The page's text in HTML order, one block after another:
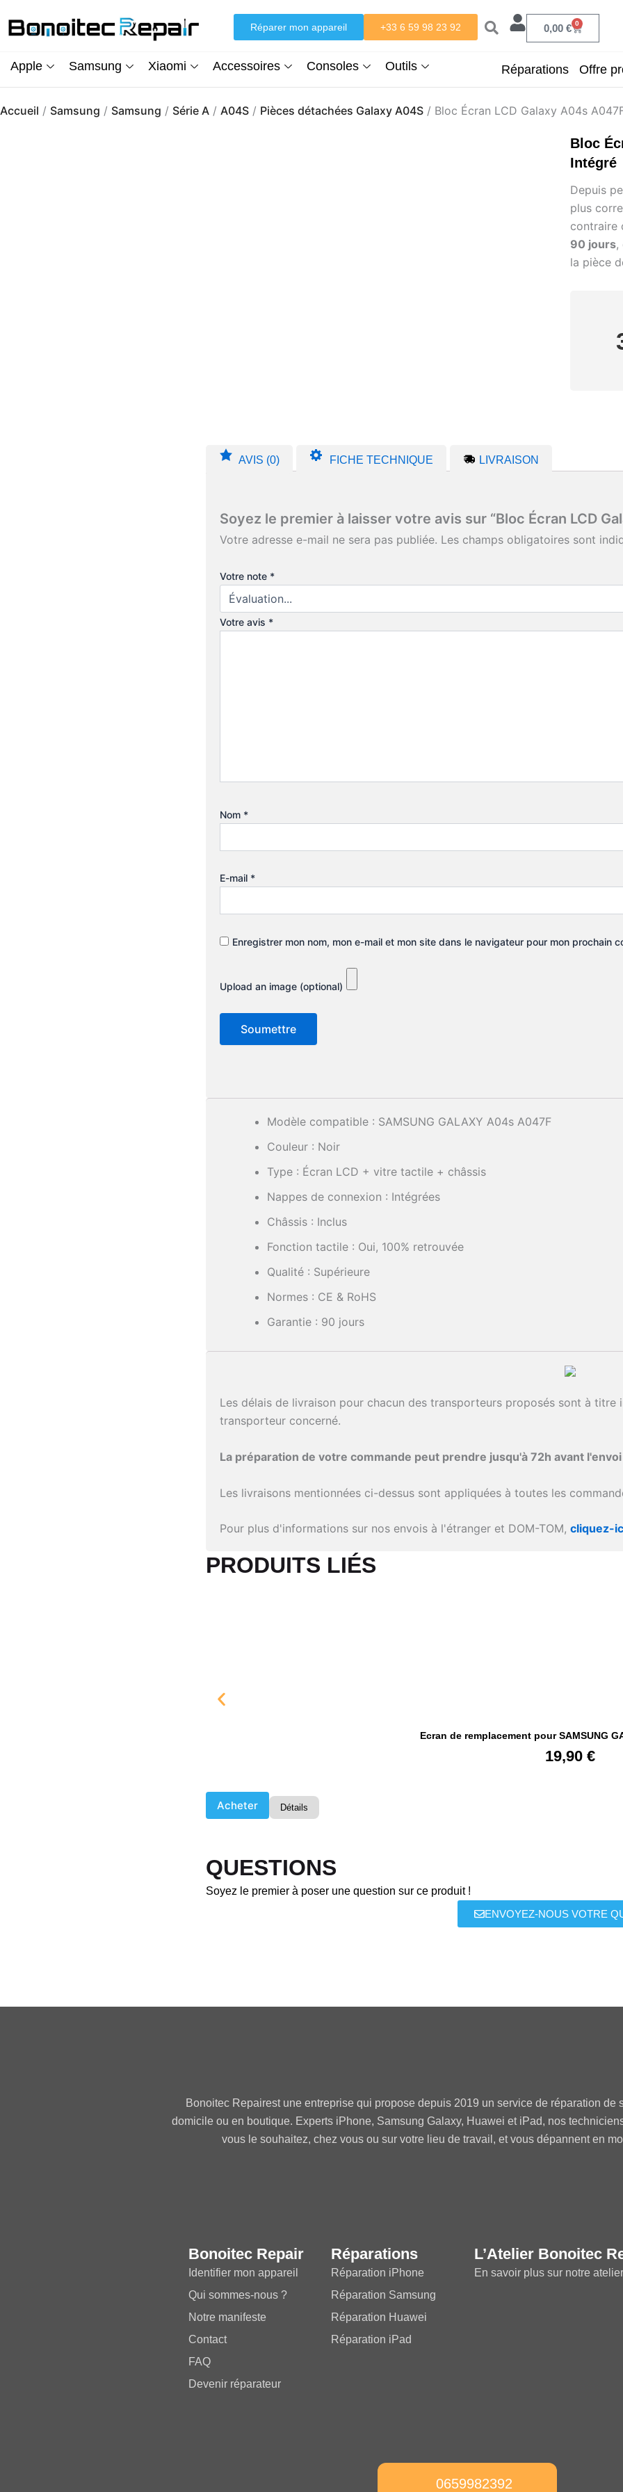
au
Réparer mon appareil +33 6 59 98 23 92 0,00 € 0
Panier
Apple Samsung Xiaomi Accessoires Consoles Outils Réparations Offre
Accueil / Samsung / Samsung / Série A / A04S / Pièces détachées Galaxy A04S / Bloc Écran LCD Galaxy A04s
Bloc
Intégré
Depuis
plus
contraire
90 jours,
la pièce
AVIS (0) FICHE TECHNIQUE LIVRAISON
Soyez le premier à laisser votre avis sur “Bloc Écran LCD
Votre adresse e-mail ne sera pas publiée. Les champs obligatoires sont
Votre note *
Votre avis *
Nom *
E-mail *
Enregistrer mon nom, mon e-mail et mon site dans le navigateur pour mon prochain
Upload an image (optional)
Modèle compatible : SAMSUNG GALAXY A04s A047F
Couleur : Noir
Type : Écran LCD + vitre tactile + châssis
Nappes de connexion : Intégrées
Châssis : Inclus
Fonction tactile : Oui, 100% retrouvée
Qualité : Supérieure
Normes : CE & RoHS
Garantie : 90 jours
Les délais de livraison pour chacun des transporteurs proposés sont à
transporteur concerné.
La préparation de votre commande peut prendre jusqu'à 72h avant
Les livraisons mentionnées ci-dessus sont appliquées à toutes les
Pour plus d'informations sur nos envois à l'étranger et DOM-TOM, cliquez-
PRODUITS LIÉS​
Ecran de remplacement pour SAMSUNG
19,90 €
Acheter Détails
QUESTIONS
Soyez le premier à poser une question sur ce produit !
ENVOYEZ-NOUS VOTRE
Bonoitec Repairest une entreprise qui propose depuis 2019 un service de réparation de
domicile ou en boutique. Experts iPhone, Samsung Galaxy, Huawei et iPad, nos
vous le souhaitez, chez vous ou sur votre lieu de travail, et vous dépannent en
Bonoitec Repair
Identifier mon appareil
Qui sommes-nous ?
Notre manifeste
Contact
FAQ
Devenir réparateur
Réparations
Réparation iPhone
Réparation Samsung
Réparation Huawei
Réparation iPad
L’Atelier Bonoitec
En savoir plus sur notre atelier
0659982392